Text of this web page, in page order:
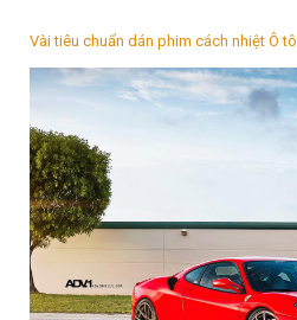
Vài tiêu chuẩn dán phim cách nhiệt Ô tô